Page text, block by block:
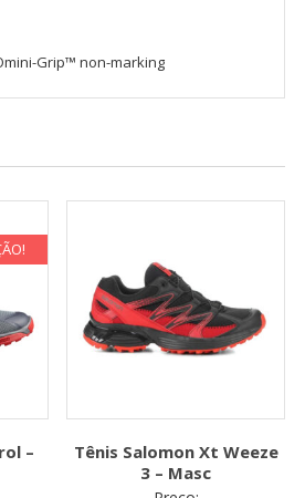
Grip™ non-marking
–
Tênis Salomon Xt Weeze
3 – Masc